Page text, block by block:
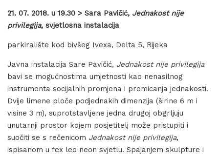
21. 07. 2018. u 19.30 > Sara Pavičić, Jednakost nije
privilegija, svjetlosna instalacija
parkiralište kod bivšeg Ivexa, Delta 5, Rijeka
Javna instalacija Sare Pavičić, Jednakost nije privilegija
bavi se mogućnostima umjetnosti kao nenasilnog
instrumenta socijalnih promjena i promicanja jednakosti.
Dvije limene ploče podjednakih dimenzija (širine 6 m i
visine 3 m), suprotstavljene jedna drugoj obgrljuju
unutarnji prostor kojem posjetitelj može pristupiti i
suočiti se s rečenicom Jednakost nije privilegija,
ispisanom u fex led neon svjetlu. Spajanjem skulpture i